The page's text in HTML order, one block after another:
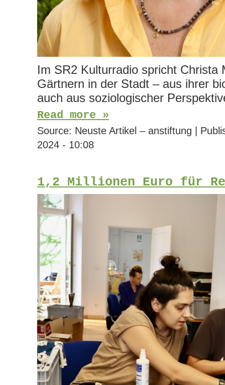
Im SR2 Kulturradio spricht Christa
Gärtnern in der Stadt – aus ihrer
auch aus soziologischer
Read more »
Source: Neuste Artikel – anstiftung
2024 - 10:08
1,2 Millionen Euro für